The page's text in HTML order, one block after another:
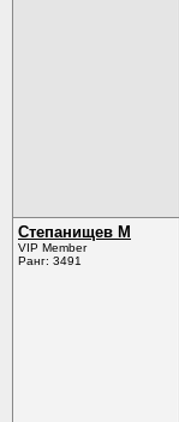
Степанищев М
VIP Member
Ранг: 3491